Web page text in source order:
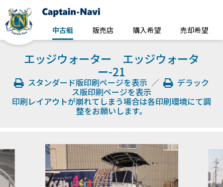
中古艇 販売店 購入希望 売却希望
エッジウォーター エッジウォータ
ー-21
スタンダード版印刷ページを表示 ／
デラック
ス版印刷ページを表示
印刷レイアウトが崩れてしまう場合は各印刷環境にて調
整をお願いします。